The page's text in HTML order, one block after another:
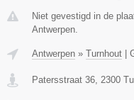
Niet gevestigd in de
Antwerpen.
Antwerpen » Turnhout
Patersstraat 36, 2300